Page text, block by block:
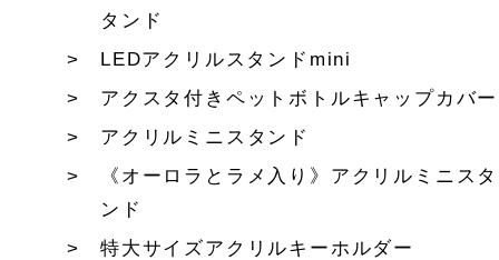
タンド
LEDアクリルスタンドmini
アクスタ付きペットボトルキャップカバー
アクリルミニスタンド
《オーロラとラメ入り》アクリルミニスタ
ンド
特大サイズアクリルキーホルダー